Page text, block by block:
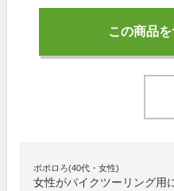
この商品
ポポロろ(40代・女性)
女性がバイクツーリング用